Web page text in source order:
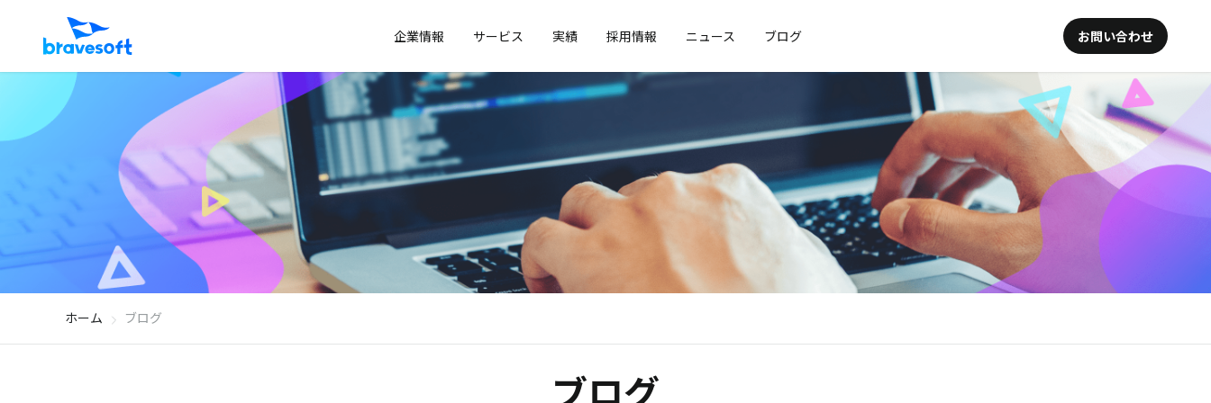
企業情報 サービス 実績 採用情報 ニュース ブログ お問い合わせ
ホーム ブログ
ブログ